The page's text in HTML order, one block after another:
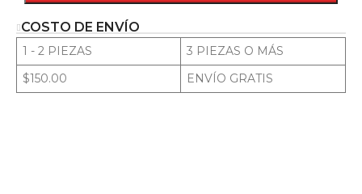
COSTO DE ENVÍO
1 - 2 PIEZAS
3 PIEZAS O MÁS
$150.00
ENVÍO GRATIS